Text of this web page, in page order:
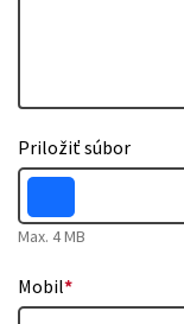
Priložiť súbor
Max. 4 MB
Mobil*